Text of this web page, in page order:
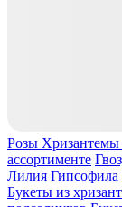
Розы Хризантемы
ассортименте
Лилия Гипсофила
Букеты из